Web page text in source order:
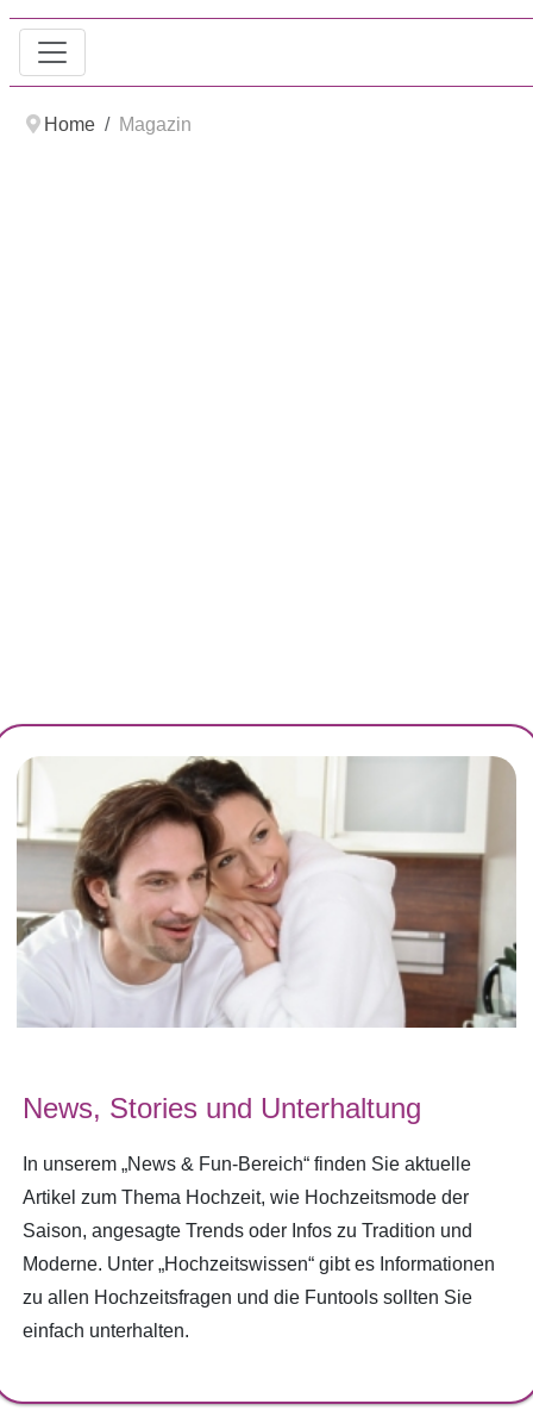
Home Magazin
News, Stories und Unterhaltung
In unserem „News & Fun-Bereich“ finden Sie aktuelle
Artikel zum Thema Hochzeit, wie Hochzeitsmode der
Saison, angesagte Trends oder Infos zu Tradition und
Moderne. Unter „Hochzeitswissen“ gibt es Informationen
zu allen Hochzeitsfragen und die Funtools sollten Sie
einfach unterhalten.